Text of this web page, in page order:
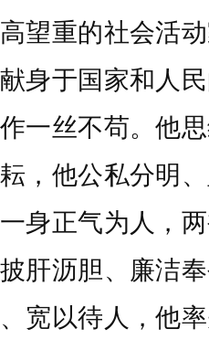
望重的社会活
身于国家和人
一丝不苟。他
，他公私分明
身正气为人，
肝沥胆、廉洁
宽以待人，他